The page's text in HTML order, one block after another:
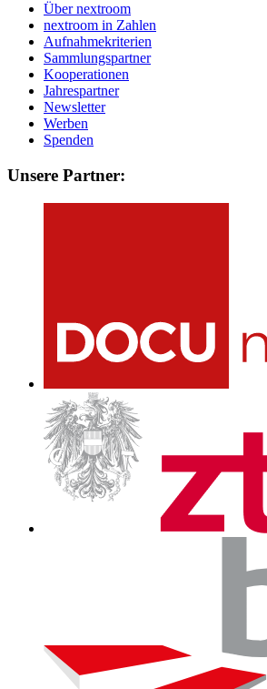
Über nextroom
nextroom in Zahlen
Aufnahmekriterien
Sammlungspartner
Kooperationen
Jahrespartner
Newsletter
Werben
Spenden
Unsere Partner: